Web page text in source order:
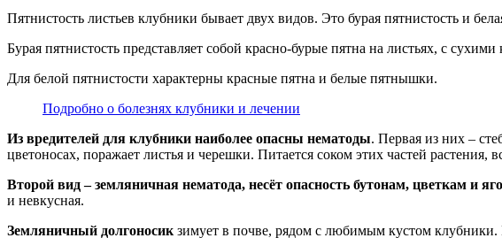
Пятнистость листьев клубники бывает двух видов. Это бурая пятнистость и
Бурая пятнистость представляет собой красно-бурые пятна на листьях, с
Для белой пятнистости характерны красные пятна и белые пятнышки.
Подробно о болезнях клубники и лечении
Из вредителей для клубники наиболее опасны нематоды. Первая из них –
цветоносах, поражает листья и черешки. Питается соком этих частей растения,
Второй вид – земляничная нематода, несёт опасность бутонам, цветкам и
и невкусная.
Земляничный долгоносик зимует в почве, рядом с любимым кустом клубники.